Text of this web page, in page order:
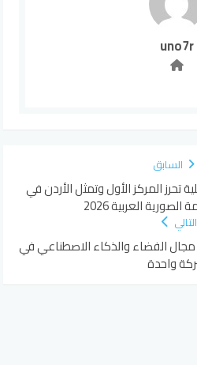
uno7r
السابق
المركز الأول وتمثل الأردن في
العربية 2026
التالي
الفضاء والذكاء الاصطناعي في
واحدة